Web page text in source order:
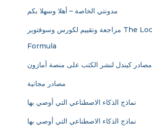
مدونتي الخاصة – أهلا وسهلا بكم
مراجعة وتقييم لكورس وسوفتوير The Lockdown
Formula
مصادر كيندل لنشر الكتب على منصة أمازون
مصادر مجانية
نماذج الذكاء الاصطناعي التي أوصي بها
نماذج الذكاء الاصطناعي التي أوصي بها